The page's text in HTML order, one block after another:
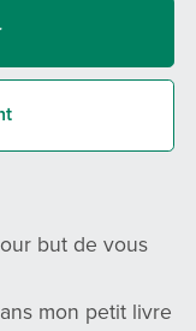
but de vous
mon petit livre